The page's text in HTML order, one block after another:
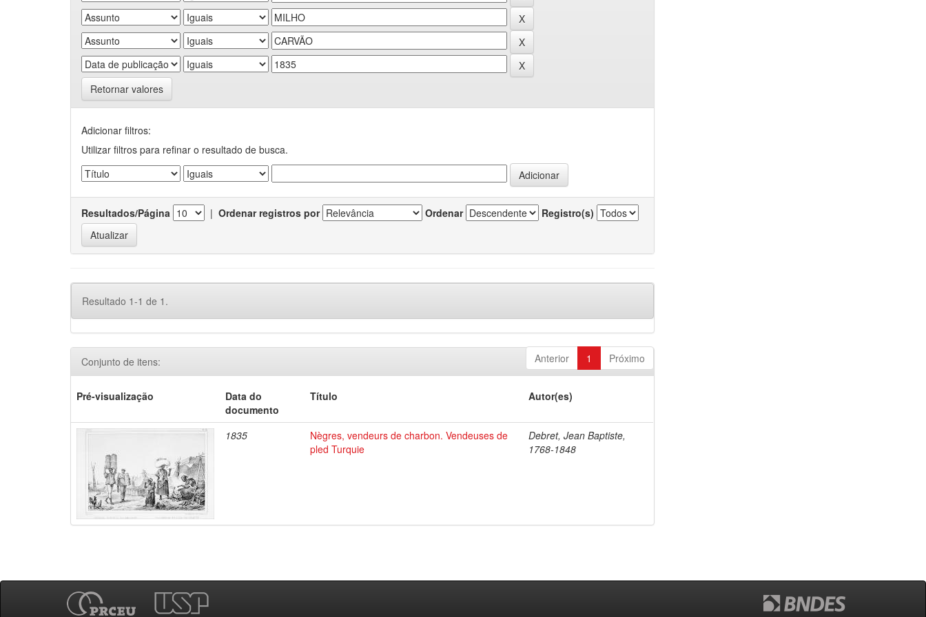
Retornar valores
Adicionar filtros:
Utilizar filtros para refinar o resultado de busca.
Resultados/Página | Ordenar registros por Ordenar Registro(s)
Resultado 1-1 de 1.
Anterior 1 Próximo
Conjunto de itens:
Pré-visualização
Data do
documento
Título Autor(es)
1835
Nègres, vendeurs de charbon. Vendeuses de
pled Turquie
Debret, Jean Baptiste,
1768-1848